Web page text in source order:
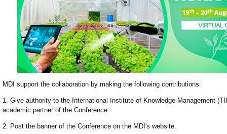
MDI support the collaboration by making the following contributions:
1. Give authority to the International Institute of Knowledge Management
academic partner of the Conference.
2. Post the banner of the Conference on the MDI's website.